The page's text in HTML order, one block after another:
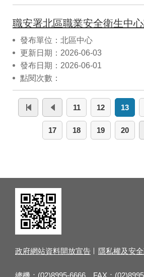
發布單位：北區中心
更新日期：2026-06-03
發布日期：2026-06-01
點閱次數：
11 12 13
17 18 19 20
政府網站資料開放宣告 隱私權及安
總機：(02)8995-6666 FAX：